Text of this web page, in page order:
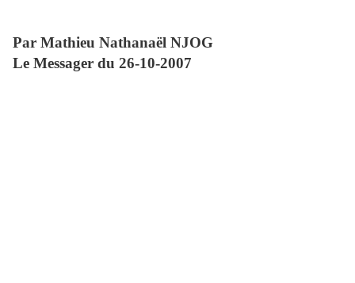
Par Mathieu Nathanaël NJOG
Le Messager du 26-10-2007